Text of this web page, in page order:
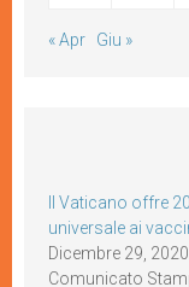
« Apr Giu »
Il Vaticano offre
universale ai
Dicembre 29, 2020
Comunicato